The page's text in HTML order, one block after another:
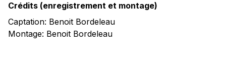
Crédits (enregistrement et montage)
Captation: Benoit Bordeleau
Montage: Benoit Bordeleau